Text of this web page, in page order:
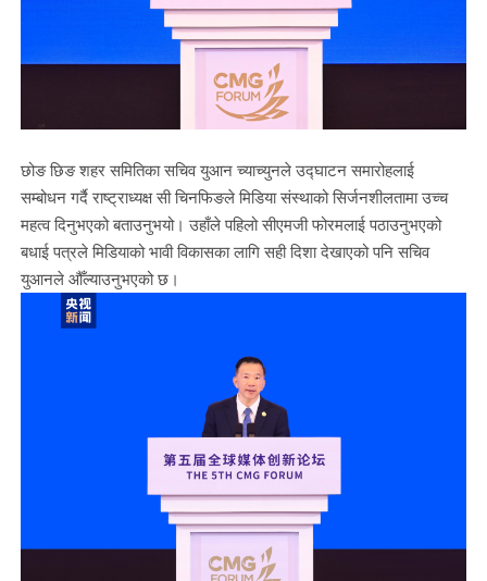
छोङ छिङ शहर समितिका सचिव युआन च्याच्युनले उद्घाटन समारोहलाई
सम्बोधन गर्दै राष्ट्राध्यक्ष सी चिनफिङले मिडिया संस्थाको सिर्जनशीलतामा उच्च
महत्व दिनुभएको बताउनुभयो। उहाँले पहिलो सीएमजी फोरमलाई पठाउनुभएको
बधाई पत्रले मिडियाको भावी विकासका लागि सही दिशा देखाएको पनि सचिव
युआनले औँल्याउनुभएको छ।